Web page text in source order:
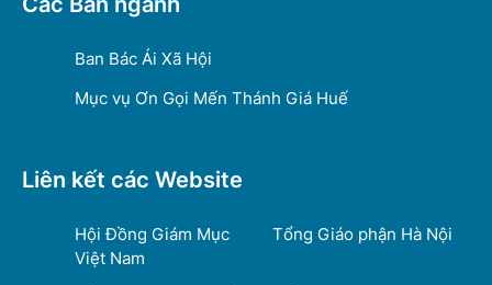
Ban Bác Ái Xã Hội
Mục vụ Ơn Gọi Mến Thánh Giá Huế
Liên kết các Website
Hội Đồng Giám Mục
Việt Nam
Tổng Giáo phận Hà Nội